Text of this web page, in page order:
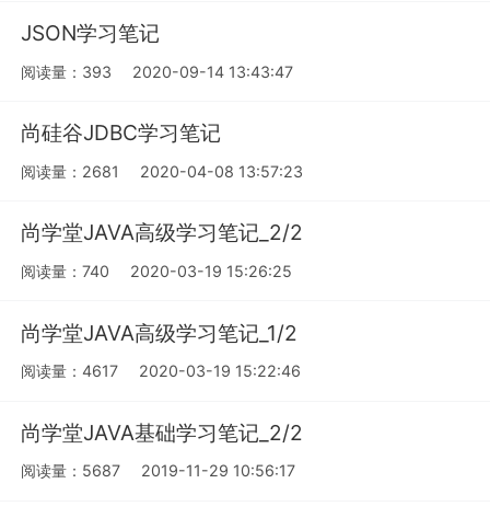
JSON学习笔记
阅读量：393 2020-09-14 13:43:47
尚硅谷JDBC学习笔记
阅读量：2681 2020-04-08 13:57:23
尚学堂JAVA高级学习笔记_2/2
阅读量：740 2020-03-19 15:26:25
尚学堂JAVA高级学习笔记_1/2
阅读量：4617 2020-03-19 15:22:46
尚学堂JAVA基础学习笔记_2/2
阅读量：5687 2019-11-29 10:56:17